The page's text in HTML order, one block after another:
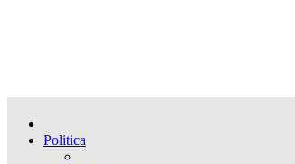
Politica